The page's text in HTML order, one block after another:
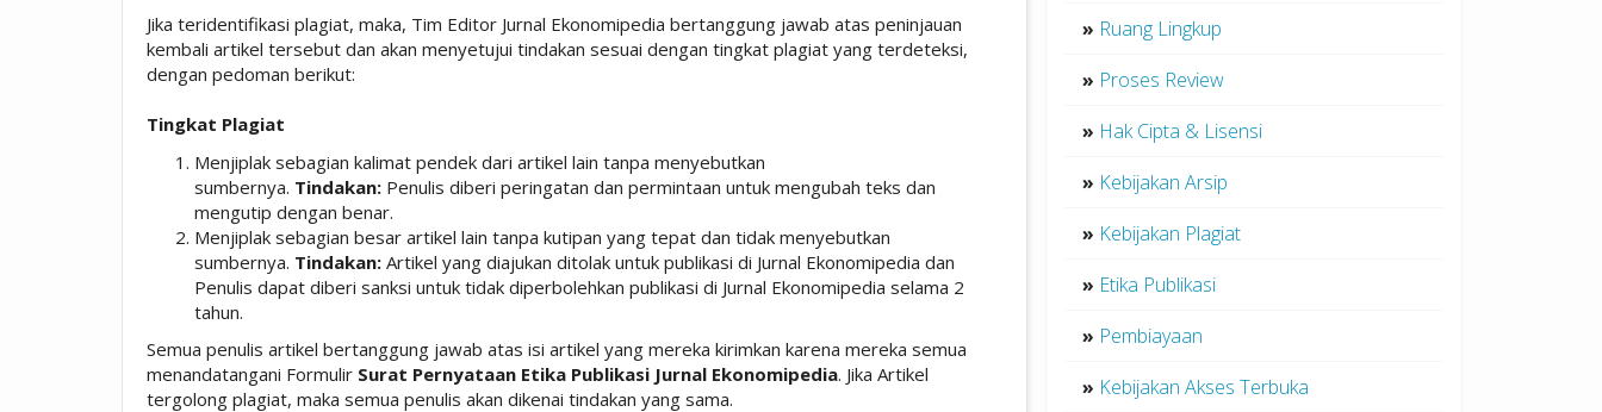
Jika teridentifikasi plagiat, maka, Tim Editor Jurnal Ekonomipedia bertanggung jawab atas peninjauan
kembali artikel tersebut dan akan menyetujui tindakan sesuai dengan tingkat plagiat yang terdeteksi,
dengan pedoman berikut:
Tingkat Plagiat
Menjiplak sebagian kalimat pendek dari artikel lain tanpa menyebutkan
sumbernya. Tindakan: Penulis diberi peringatan dan permintaan untuk mengubah teks dan
mengutip dengan benar.
Menjiplak sebagian besar artikel lain tanpa kutipan yang tepat dan tidak menyebutkan
sumbernya. Tindakan: Artikel yang diajukan ditolak untuk publikasi di Jurnal Ekonomipedia dan
Penulis dapat diberi sanksi untuk tidak diperbolehkan publikasi di Jurnal Ekonomipedia selama 2
tahun.
Semua penulis artikel bertanggung jawab atas isi artikel yang mereka kirimkan karena mereka semua
menandatangani Formulir Surat Pernyataan Etika Publikasi Jurnal Ekonomipedia. Jika Artikel
tergolong plagiat, maka semua penulis akan dikenai tindakan yang sama.
» Ruang Lingkup
» Proses Review
» Hak Cipta & Lisensi
» Kebijakan Arsip
» Kebijakan Plagiat
» Etika Publikasi
» Pembiayaan
» Kebijakan Akses Terbuka